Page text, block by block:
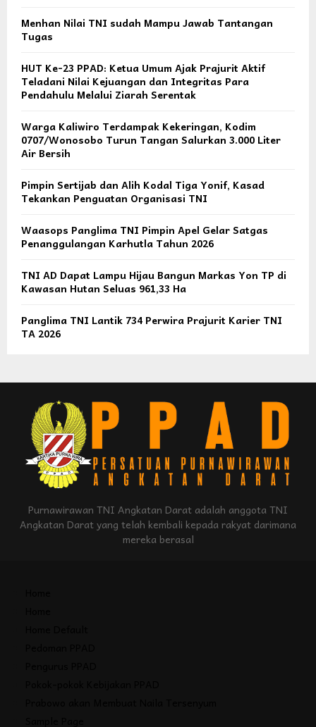
Menhan Nilai TNI sudah Mampu Jawab Tantangan
Tugas
HUT Ke-23 PPAD: Ketua Umum Ajak Prajurit Aktif
Teladani Nilai Kejuangan dan Integritas Para
Pendahulu Melalui Ziarah Serentak
Warga Kaliwiro Terdampak Kekeringan, Kodim
0707/Wonosobo Turun Tangan Salurkan 3.000 Liter
Air Bersih
Pimpin Sertijab dan Alih Kodal Tiga Yonif, Kasad
Tekankan Penguatan Organisasi TNI
Waasops Panglima TNI Pimpin Apel Gelar Satgas
Penanggulangan Karhutla Tahun 2026
TNI AD Dapat Lampu Hijau Bangun Markas Yon TP di
Kawasan Hutan Seluas 961,33 Ha
Panglima TNI Lantik 734 Perwira Prajurit Karier TNI
TA 2026
Purnawirawan TNI Angkatan Darat adalah anggota TNI
Angkatan Darat yang telah kembali kepada rakyat darimana
mereka berasal